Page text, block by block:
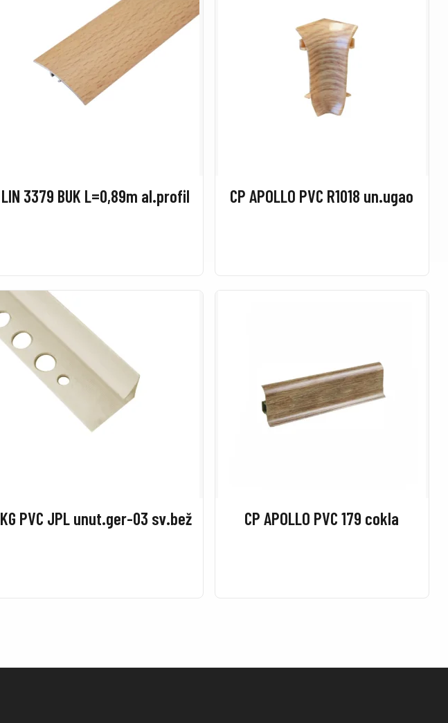
LIN 3379 BUK L=0,89m al.profil CP APOLLO PVC R1018 un.ugao
KG PVC JPL unut.ger-03 sv.bež CP APOLLO PVC 179 cokla